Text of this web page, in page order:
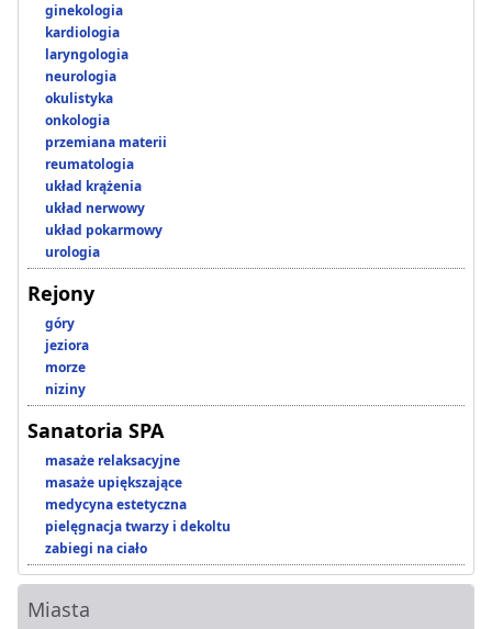
ginekologia
kardiologia
laryngologia
neurologia
okulistyka
onkologia
przemiana materii
reumatologia
układ krążenia
układ nerwowy
układ pokarmowy
urologia
Rejony
góry
jeziora
morze
niziny
Sanatoria SPA
masaże relaksacyjne
masaże upiększające
medycyna estetyczna
pielęgnacja twarzy i dekoltu
zabiegi na ciało
Miasta